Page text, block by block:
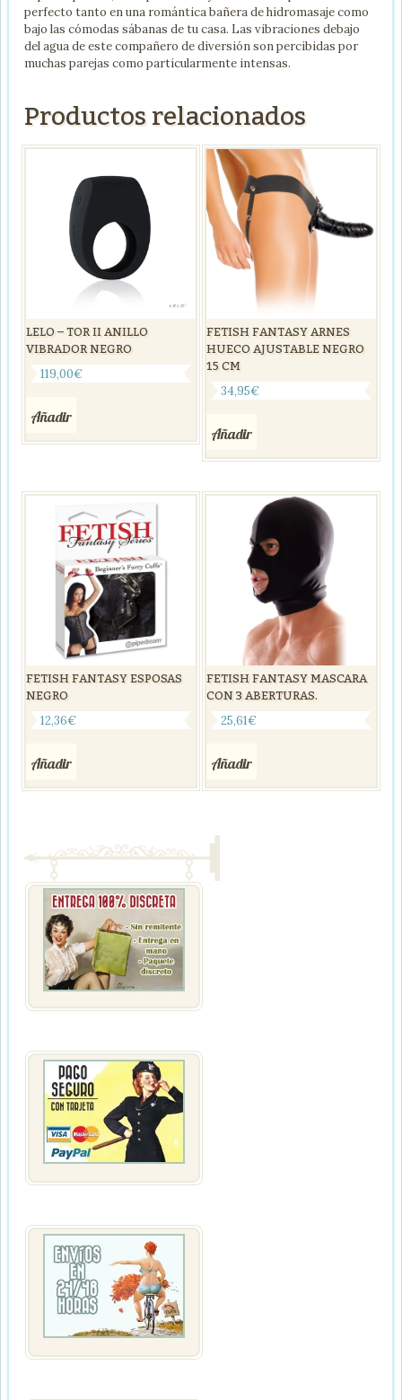
perfecto tanto en una romántica bañera de hidromasaje como
bajo las cómodas sábanas de tu casa. Las vibraciones debajo
del agua de este compañero de diversión son percibidas por
muchas parejas como particularmente intensas.
Productos relacionados
LELO – TOR II ANILLO
VIBRADOR NEGRO
119,00€
Añadir
FETISH FANTASY ARNES
HUECO AJUSTABLE NEGRO
15 CM
34,95€
Añadir
FETISH FANTASY ESPOSAS
NEGRO
12,36€
Añadir
FETISH FANTASY MASCARA
CON 3 ABERTURAS.
25,61€
Añadir